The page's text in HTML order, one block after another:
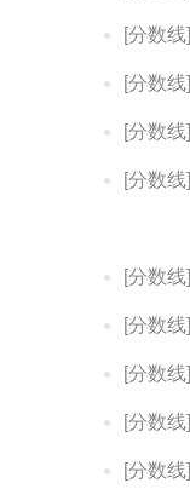
[分数线]
[分数线]
[分数线]
[分数线]
[分数线]
[分数线]
[分数线]
[分数线]
[分数线]